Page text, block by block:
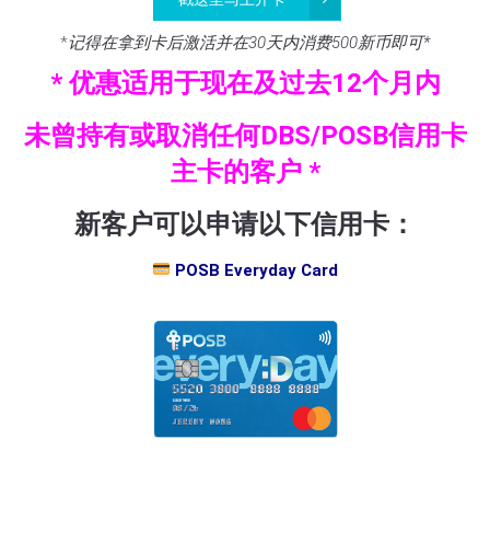
*记得在拿到卡后激活并在30天内消费500新币即可*
* 优惠适用于现在及过去12个月内
未曾持有或取消任何DBS/POSB信用卡
主卡的客户 *
新客户可以申请以下信用卡：
POSB Everyday Card